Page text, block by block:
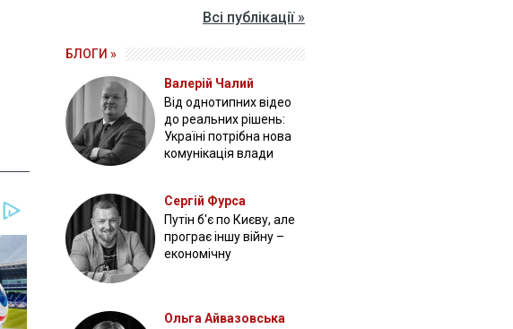
Всі публікації »
БЛОГИ »
Валерій Чалий
Від однотипних відео
до реальних рішень:
Україні потрібна нова
комунікація влади
Сергій Фурса
Путін б'є по Києву, але
програє іншу війну –
економічну
Ольга Айвазовська